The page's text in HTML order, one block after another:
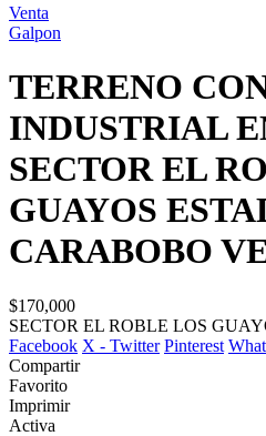
Venta
Galpon
TERRENO
INDUSTRIAL
SECTOR EL
GUAYOS
CARABOBO
$170,000
SECTOR EL ROBLE LOS
Facebook X - Twitter Pinterest
Compartir
Favorito
Imprimir
Activa